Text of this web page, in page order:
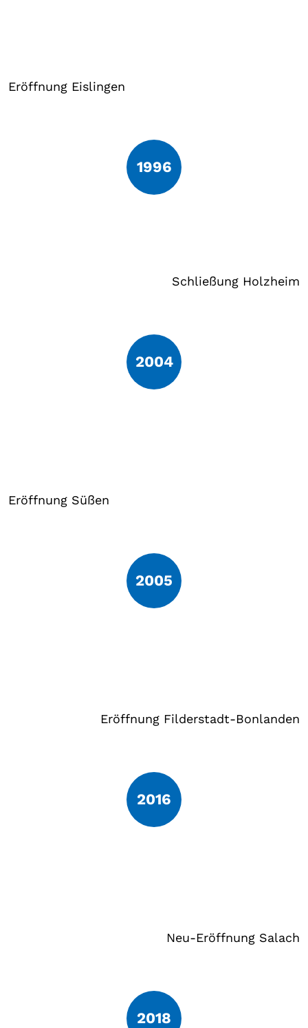
Eröffnung Eislingen
Schließung Holzheim
1996
2004
Eröffnung Süßen
Eröffnung Filderstadt-Bonlanden
2005
Neu-Eröffnung Salach
2016
2018